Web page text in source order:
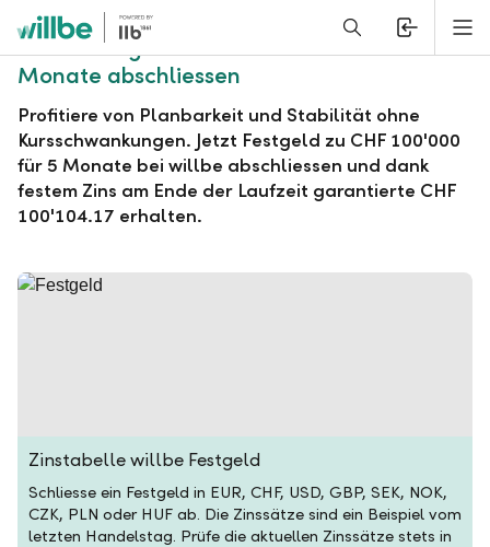
Alerts.Headline
willbe Festgeld zu CHF 100'000 für 5
Monate abschliessen
Profitiere von Planbarkeit und Stabilität ohne
Kursschwankungen. Jetzt Festgeld zu CHF 100'000
für 5 Monate bei willbe abschliessen und dank
festem Zins am Ende der Laufzeit garantierte CHF
100'104.17 erhalten.
Zinstabelle willbe Festgeld
Schliesse ein Festgeld in EUR, CHF, USD, GBP, SEK, NOK,
CZK, PLN oder HUF ab. Die Zinssätze sind ein Beispiel vom
letzten Handelstag. Prüfe die aktuellen Zinssätze stets in